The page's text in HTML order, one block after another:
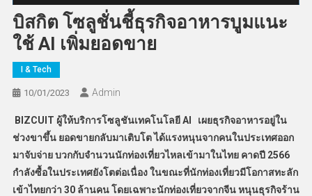
บิสกิต โซลูชั่นชี้ธุรกิจอาหารบูมแนะ
ใช้ AI เพิ่มยอดขาย
I & Tech
10/01/2023 Admin
BIZCUIT ผู้ให้บริการโซลูชันเทคโนโลยี AI เผยธุรกิจอาหารอยู่ใน
ช่วงขาขึ้น ยอดขายกลับมาเติบโต ได้แรงหนุนจากคนในประเทศออก
มาจับจ่าย บวกกับจำนวนนักท่องเที่ยวไหลเข้ามาในไทย คาดปี 2566
กำลังซื้อในประเทศยังโตต่อเนื่อง ในขณะที่นักท่องเที่ยวมีโอกาสทะลัก
เข้าไทยกว่า 30 ล้านคน โดยเฉพาะนักท่องเที่ยวจากจีน หนุนธุรกิจร้าน